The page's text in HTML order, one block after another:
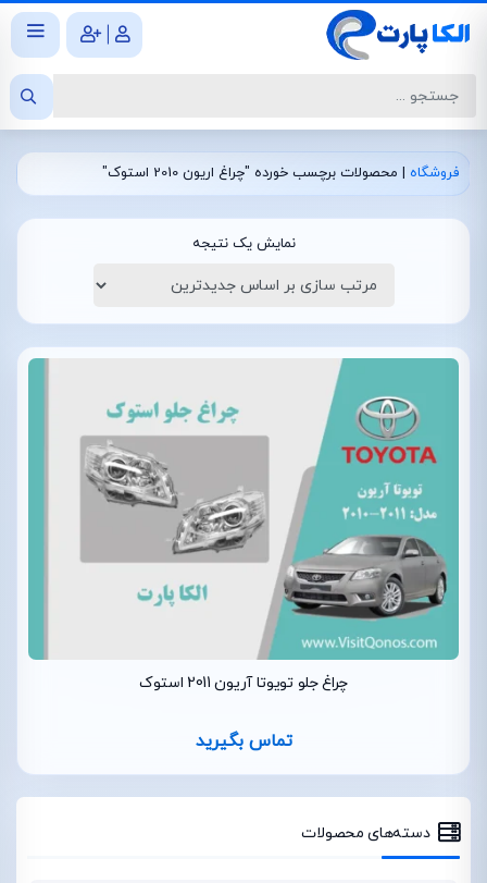
|
فروشگاه | محصولات برچسب خورده "چراغ اریون 2010 استوک"
نمایش یک نتیجه
چراغ جلو تویوتا آریون 2011 استوک
تماس بگیرید
دسته‌های محصولات